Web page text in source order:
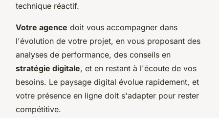
technique réactif.
Votre agence doit vous accompagner dans
l'évolution de votre projet, en vous proposant des
analyses de performance, des conseils en
stratégie digitale, et en restant à l'écoute de vos
besoins. Le paysage digital évolue rapidement, et
votre présence en ligne doit s'adapter pour rester
compétitive.